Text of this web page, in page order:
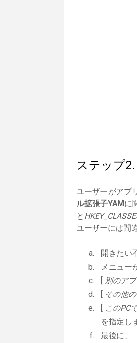
ステップ
ユーザーがアプ
ル拡張子YAMに
と
ユーザーには間
開きたい
メニュー
[ 別のア
[ その他
[ このPC
を指定し
最後に、